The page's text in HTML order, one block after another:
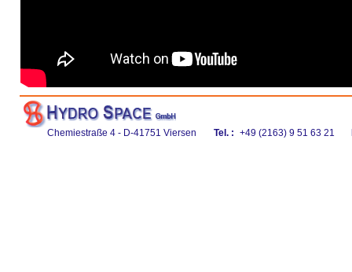
Chemiestraße 4 - D-41751 Viersen Tel. : +49 (2163) 9 51 63 21